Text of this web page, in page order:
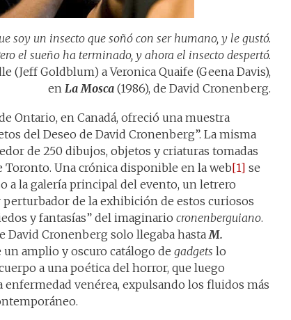
soy un insecto que soñó con ser humano, y le gustó.
el sueño ha terminado, y ahora el insecto despertó.
(Jeff Goldblum) a Veronica Quaife (Geena Davis),
en La Mosca (1986), de David Cronenberg.
Ontario, en Canadá, ofreció una muestra
del Deseo de David Cronenberg”. La misma
de 250 dibujos, objetos y criaturas tomadas
Toronto. Una crónica disponible en la web[1] se
a la galería principal del evento, un letrero
de la exhibición de estos curiosos
y fantasías” del imaginario cronenberguiano.
David Cronenberg solo llegaba hasta M.
un amplio y oscuro catálogo de gadgets lo
a una poética del horror, que luego
venérea, expulsando los fluidos más